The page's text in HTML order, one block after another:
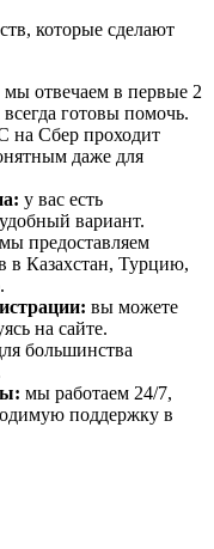
которые сделают
мы отвечаем в первые 2
готовы помочь.
на Сбер проходит
даже для
у вас есть
вариант.
мы предоставляем
в Казахстан, Турцию,
вы можете
на сайте.
большинства
мы работаем 24/7,
поддержку в